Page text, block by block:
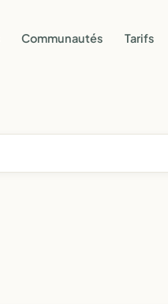
Communautés Tarifs